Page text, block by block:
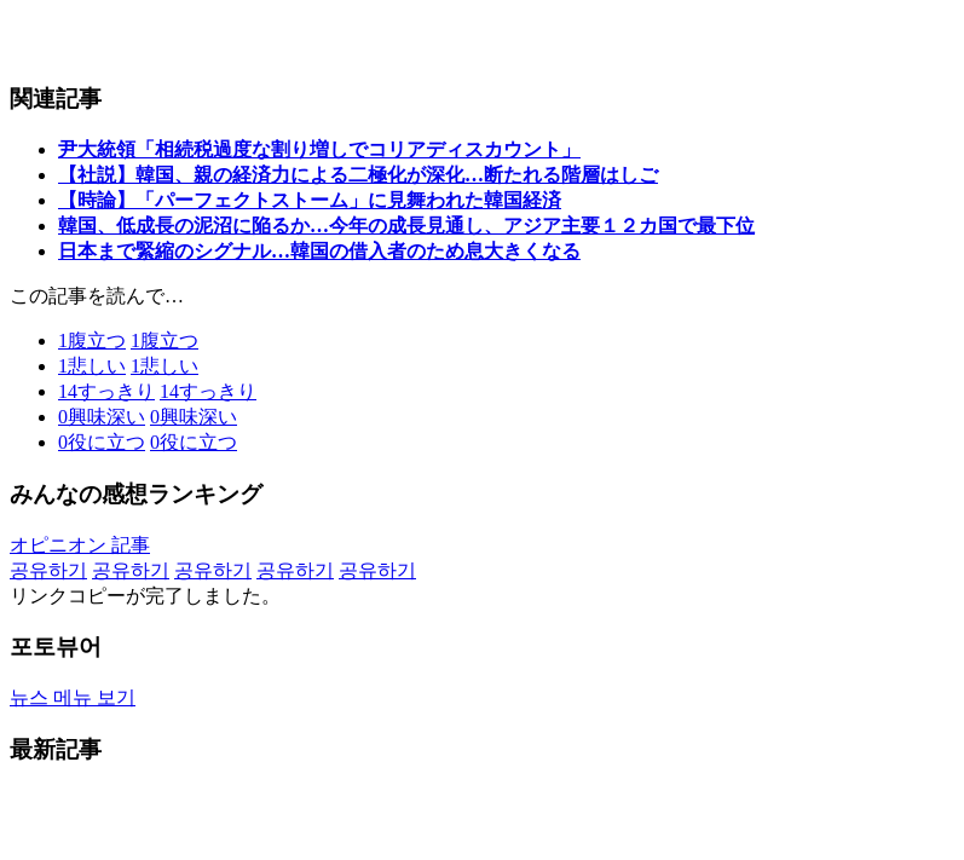
関連記事
尹大統領「相続税過度な割り増しでコリアディスカウント」
【社説】韓国、親の経済力による二極化が深化…断たれる階層はしご
【時論】「パーフェクトストーム」に見舞われた韓国経済
韓国、低成長の泥沼に陥るか…今年の成長見通し、アジア主要１２カ国で最下位
日本まで緊縮のシグナル…韓国の借入者のため息大きくなる
この記事を読んで…
1 腹立つ 1 腹立つ
1悲しい 1悲しい
14すっきり 14すっきり
0興味深い 0興味深い
0役に立つ 0役に立つ
みんなの感想ランキング
オピニオン 記事
공유하기
공유하기 공유하기 공유하기
공유하기
リンクコピーが完了しました。
포토뷰어
뉴스 메뉴 보기
最新記事